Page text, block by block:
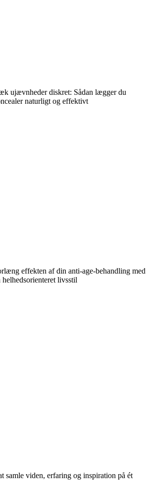
ujævnheder diskret: Sådan lægger du
naturligt og effektivt
effekten af din anti-age-behandling med
helhedsorienteret livsstil
samle viden, erfaring og inspiration på ét